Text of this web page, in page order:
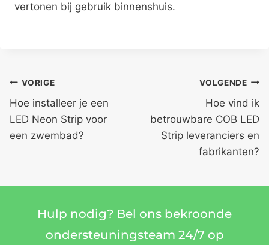
vertonen bij gebruik binnenshuis.
VORIGE
Hoe installeer je een
LED Neon Strip voor
een zwembad?
VOLGENDE
Hoe vind ik
betrouwbare COB LED
Strip leveranciers en
fabrikanten?
Hulp nodig? Bel ons bekroonde
ondersteuningsteam 24/7 op